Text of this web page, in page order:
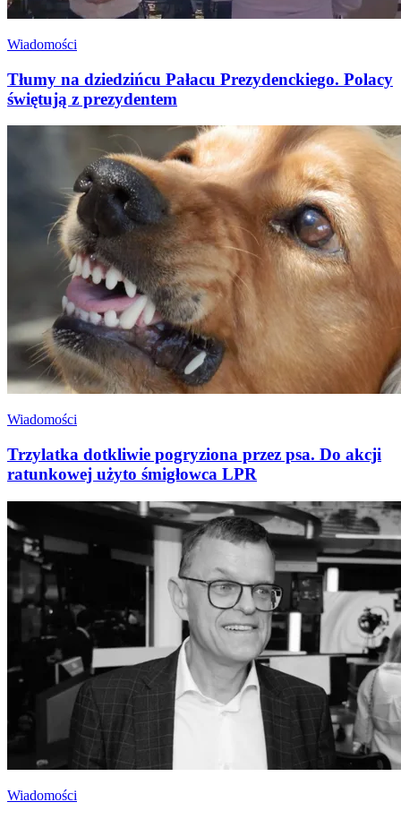
Wiadomości
Tłumy na dziedzińcu Pałacu Prezydenckiego. Polacy
świętują z prezydentem
Wiadomości
Trzylatka dotkliwie pogryziona przez psa. Do akcji
ratunkowej użyto śmigłowca LPR
Wiadomości